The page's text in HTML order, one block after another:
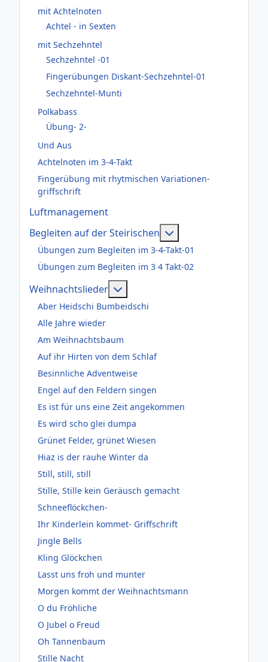
mit Achtelnoten
Achtel - in Sexten
mit Sechzehntel
Sechzehntel -01
Fingerübungen Diskant-Sechzehntel-01
Sechzehntel-Munti
Polkabass
Übung- 2-
Und Aus
Achtelnoten im 3-4-Takt
Fingerübung mit rhytmischen Variationen-
griffschrift
Luftmanagement
Begleiten auf der Steirischen
Übungen zum Begleiten im 3-4-Takt-01
Übungen zum Begleiten im 3 4 Takt-02
Weihnachtslieder
Aber Heidschi Bumbeidschi
Alle Jahre wieder
Am Weihnachtsbaum
Auf ihr Hirten von dem Schlaf
Besinnliche Adventweise
Engel auf den Feldern singen
Es ist für uns eine Zeit angekommen
Es wird scho glei dumpa
Grünet Felder, grünet Wiesen
Hiaz is der rauhe Winter da
Still, still, still
Stille, Stille kein Geräusch gemacht
Schneeflöckchen-
Ihr Kinderlein kommet- Griffschrift
Jingle Bells
Kling Glöckchen
Lasst uns froh und munter
Morgen kommt der Weihnachtsmann
O du Fröhliche
O Jubel o Freud
Oh Tannenbaum
Stille Nacht